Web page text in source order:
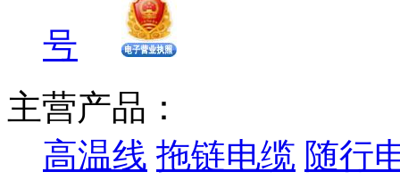
号
主营产品：
高温线 拖链电缆 随行